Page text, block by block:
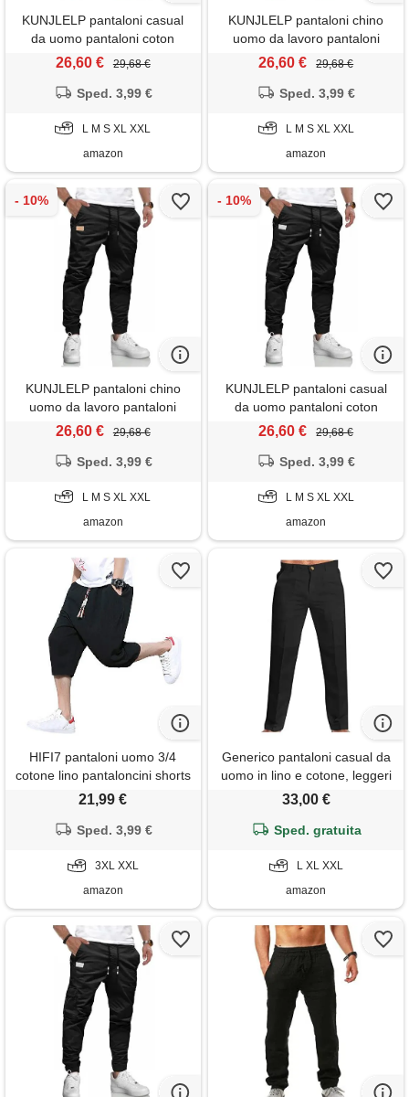
KUNJLELP pantaloni casual
da uomo pantaloni coton
sportivi pantalon elastico in
vita s-xxl, blu 02, l
26,60 € 29,68 €
Sped. 3,99 €
L M S XL XXL
amazon
KUNJLELP pantaloni chino
uomo da lavoro pantaloni
casual leggeri jogging
pantalon elastico in vita con
tasche, blu, m
26,60 € 29,68 €
Sped. 3,99 €
L M S XL XXL
amazon
KUNJLELP pantaloni chino
uomo da lavoro pantaloni
casual leggeri jogging
tasche, nero, l
26,60 € 29,68 €
Sped. 3,99 €
L M S XL XXL
amazon
KUNJLELP pantaloni casual
da uomo pantaloni coton
sportivi pantalon elastico in
26,60 € 29,68 €
Sped. 3,99 €
L M S XL XXL
amazon
HIFI7 pantaloni uomo 3/4
cotone lino pantaloncini shorts
estate leggero… (it, testo, 3xl,
21,99 €
Sped. 3,99 €
3XL XXL
amazon
Generico pantaloni casual da
uomo in lino e cotone, leggeri
e larghi pantalone elegante
estivi senza polsino
33,00 €
Sped. gratuita
L XL XXL
amazon